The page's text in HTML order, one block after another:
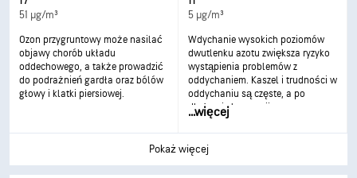
51 µg/m³
Ozon przygruntowy może nasilać
objawy chorób układu
oddechowego, a także prowadzić
do podrażnień gardła oraz bólów
głowy i klatki piersiowej.
5 µg/m³
Wdychanie wysokich poziomów
dwutlenku azotu zwiększa ryzyko
wystąpienia problemów z
oddychaniem. Kaszel i trudności w
oddychaniu są częste, a po
dłuższej ekspozycji mogą
wystąpić poważniejsze problemy
zdrowotne, np. infekcje dróg
oddechowych.
...więcej
Pokaż więcej